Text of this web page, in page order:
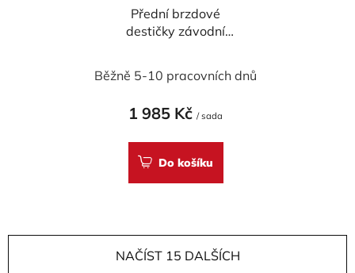
Přední brzdové
destičky závodní
Běžně 5-10 pracovních dnů
1 985 Kč / sada
Do košíku
NAČÍST 15 DALŠÍCH